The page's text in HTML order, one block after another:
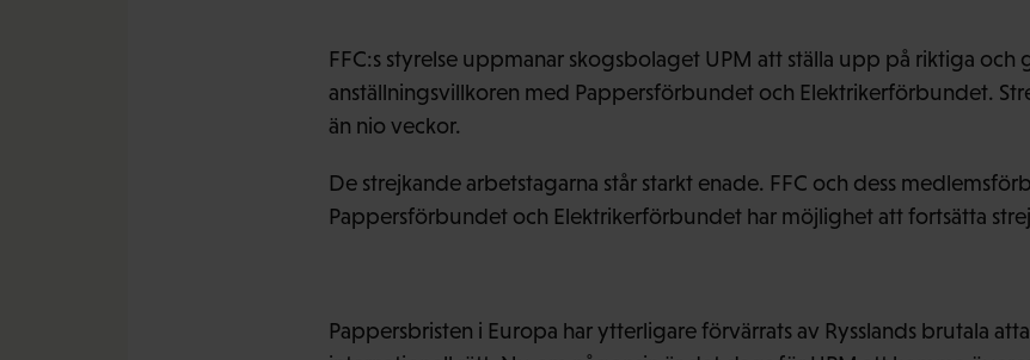
FFC:s styrelse uppmanar skogsbolaget UPM att ställa upp på riktiga
anställningsvillkoren med Pappersförbundet och Elektrikerförbundet.
än nio veckor.
De strejkande arbetstagarna står starkt enade. FFC och dess
Pappersförbundet och Elektrikerförbundet har möjlighet att fortsätta
Pappersbristen i Europa har ytterligare förvärrats av Rysslands brutala